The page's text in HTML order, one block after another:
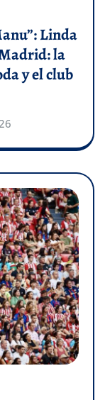
Linda
la
y el club